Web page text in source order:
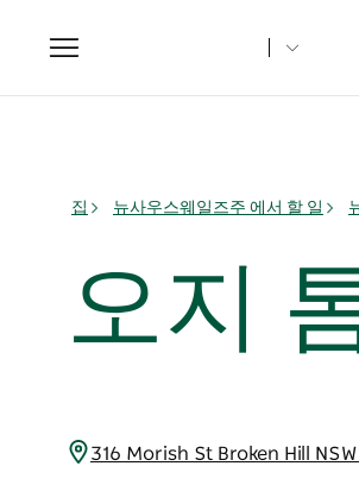
Toggle
navigation
집 뉴사우스웨일즈주 에서 할 일
오지
316 Morish St Broken Hill